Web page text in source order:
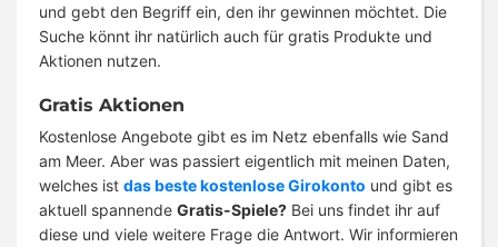
und gebt den Begriff ein, den ihr gewinnen möchtet. Die
Suche könnt ihr natürlich auch für gratis Produkte und
Aktionen nutzen.
Gratis Aktionen
Kostenlose Angebote gibt es im Netz ebenfalls wie Sand
am Meer. Aber was passiert eigentlich mit meinen Daten,
welches ist das beste kostenlose Girokonto und gibt es
aktuell spannende Gratis-Spiele? Bei uns findet ihr auf
diese und viele weitere Frage die Antwort. Wir informieren